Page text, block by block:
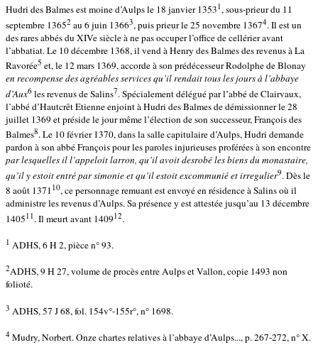
Hudri des Balmes est moine d’Aulps le 18 janvier 13531, sous-prieur du 11
septembre 13652 au 6 juin 13663, puis prieur le 25 novembre 13674. Il est un
des rares abbés du XIVe siècle à ne pas occuper l’office de cellérier avant
l’abbatiat. Le 10 décembre 1368, il vend à Henry des Balmes des revenus à La
Ravorée5 et, le 12 mars 1369, accorde à son prédécesseur Rodolphe de Blonay
en recompense des agréables services qu’il rendait tous les jours à l’abbaye
d’Aux6 les revenus de Salins7. Spécialement délégué par l’abbé de Clairvaux,
l’abbé d’Hautcrêt Etienne enjoint à Hudri des Balmes de démissionner le 28
juillet 1369 et préside le jour même l’élection de son successeur, François des
Balmes8. Le 10 février 1370, dans la salle capitulaire d’Aulps, Hudri demande
pardon à son abbé François pour les paroles injurieuses proférées à son encontre
par lesquelles il l’appeloit larron, qu’il avoit desrobé les biens du monastaire,
qu’ily estoit entré par simonie et qu’il estoit excommunié et irregulier9. Dès le
8 août 1371 10, ce personnage remuant est envoyé en résidence à Salins où il
administre les revenus d’Aulps. Sa présence y est attestée jusqu’au 13 décembre
140511 . Il meurt avant 140912.
1 ADHS, 6 H 2, pièce n° 93.
2ADHS, 9 H 27, volume de procès entre Aulps et Vallon, copie 1493 non
folioté.
3 ADHS, 57 J 68, fol. 154v°-155r°, n° 1698.
4 Mudry, Norbert. Onze chartes relatives à l’abbaye d’Aulps..., p. 267-272, n° X.